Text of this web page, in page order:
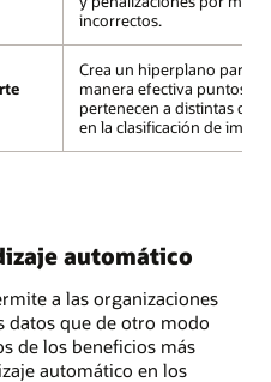
incorrectos.
Crea un hiperplano para
manera efectiva puntos
pertenecen a distintas
en la clasificación de
automático
a las organizaciones
datos que de otro modo
de los beneficios más
automático en los